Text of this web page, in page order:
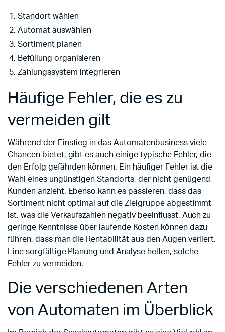
Standort wählen
Automat auswählen
Sortiment planen
Befüllung organisieren
Zahlungssystem integrieren
Häufige Fehler, die es zu
vermeiden gilt
Während der Einstieg in das Automatenbusiness viele
Chancen bietet, gibt es auch einige typische Fehler, die
den Erfolg gefährden können. Ein häufiger Fehler ist die
Wahl eines ungünstigen Standorts, der nicht genügend
Kunden anzieht. Ebenso kann es passieren, dass das
Sortiment nicht optimal auf die Zielgruppe abgestimmt
ist, was die Verkaufszahlen negativ beeinflusst. Auch zu
geringe Kenntnisse über laufende Kosten können dazu
führen, dass man die Rentabilität aus den Augen verliert.
Eine sorgfältige Planung und Analyse helfen, solche
Fehler zu vermeiden.
Die verschiedenen Arten
von Automaten im Überblick